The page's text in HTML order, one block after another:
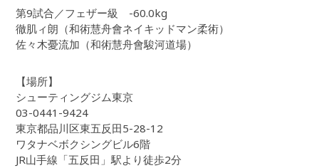
第9試合／フェザー級 -60.0kg
徹肌ィ朗（和術慧舟會ネイキッドマン柔術）
佐々木憂流加（和術慧舟會駿河道場）
【場所】
シューティングジム東京
03-0441-9424
東京都品川区東五反田5-28-12
ワタナベボクシングビル6階
JR山手線「五反田」駅より徒歩2分